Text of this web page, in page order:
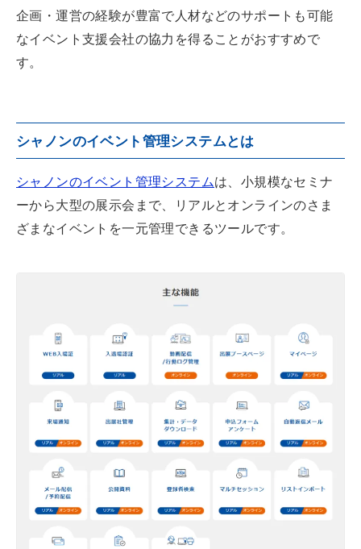
企画・運営の経験が豊富で人材などのサポートも可能
なイベント支援会社の協力を得ることがおすすめで
す。
シャノンのイベント管理システムとは
シャノンのイベント管理システムは、小規模なセミナ
ーから大型の展示会まで、リアルとオンラインのさま
ざまなイベントを一元管理できるツールです。